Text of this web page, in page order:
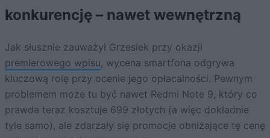
konkurencję – nawet wewnętrzną
Jak słusznie zauważył Grzesiek przy okazji
premierowego wpisu, wycena smartfona odgrywa
kluczową rolę przy ocenie jego opłacalności. Pewnym
problemem może tu być nawet Redmi Note 9, który co
prawda teraz kosztuje 699 złotych (a więc dokładnie
tyle samo), ale zdarzały się promocje obniżające tę cenę